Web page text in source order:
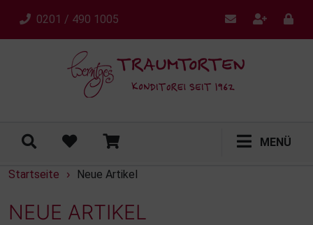
0201 / 490 1005
MENÜ
Startseite › Neue Artikel
NEUE ARTIKEL